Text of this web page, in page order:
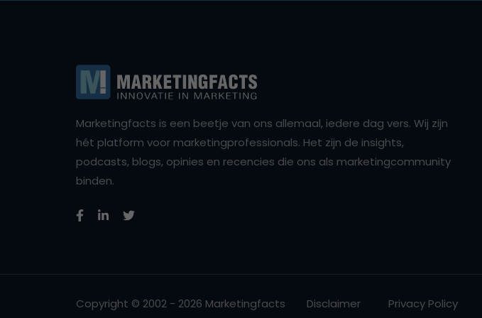
Marketingfacts is een beetje van ons allemaal, iedere dag vers. Wij zijn
hét platform voor marketingprofessionals. Het zijn de insights,
podcasts, blogs, opinies en recencies die ons als marketingcommunity
binden.
Copyright © 2002 - 2026 Marketingfacts Disclaimer Privacy Policy